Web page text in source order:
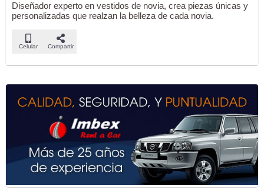
Diseñador experto en vestidos de novia, crea piezas únicas y
personalizadas que realzan la belleza de cada novia.
Celular Compartir